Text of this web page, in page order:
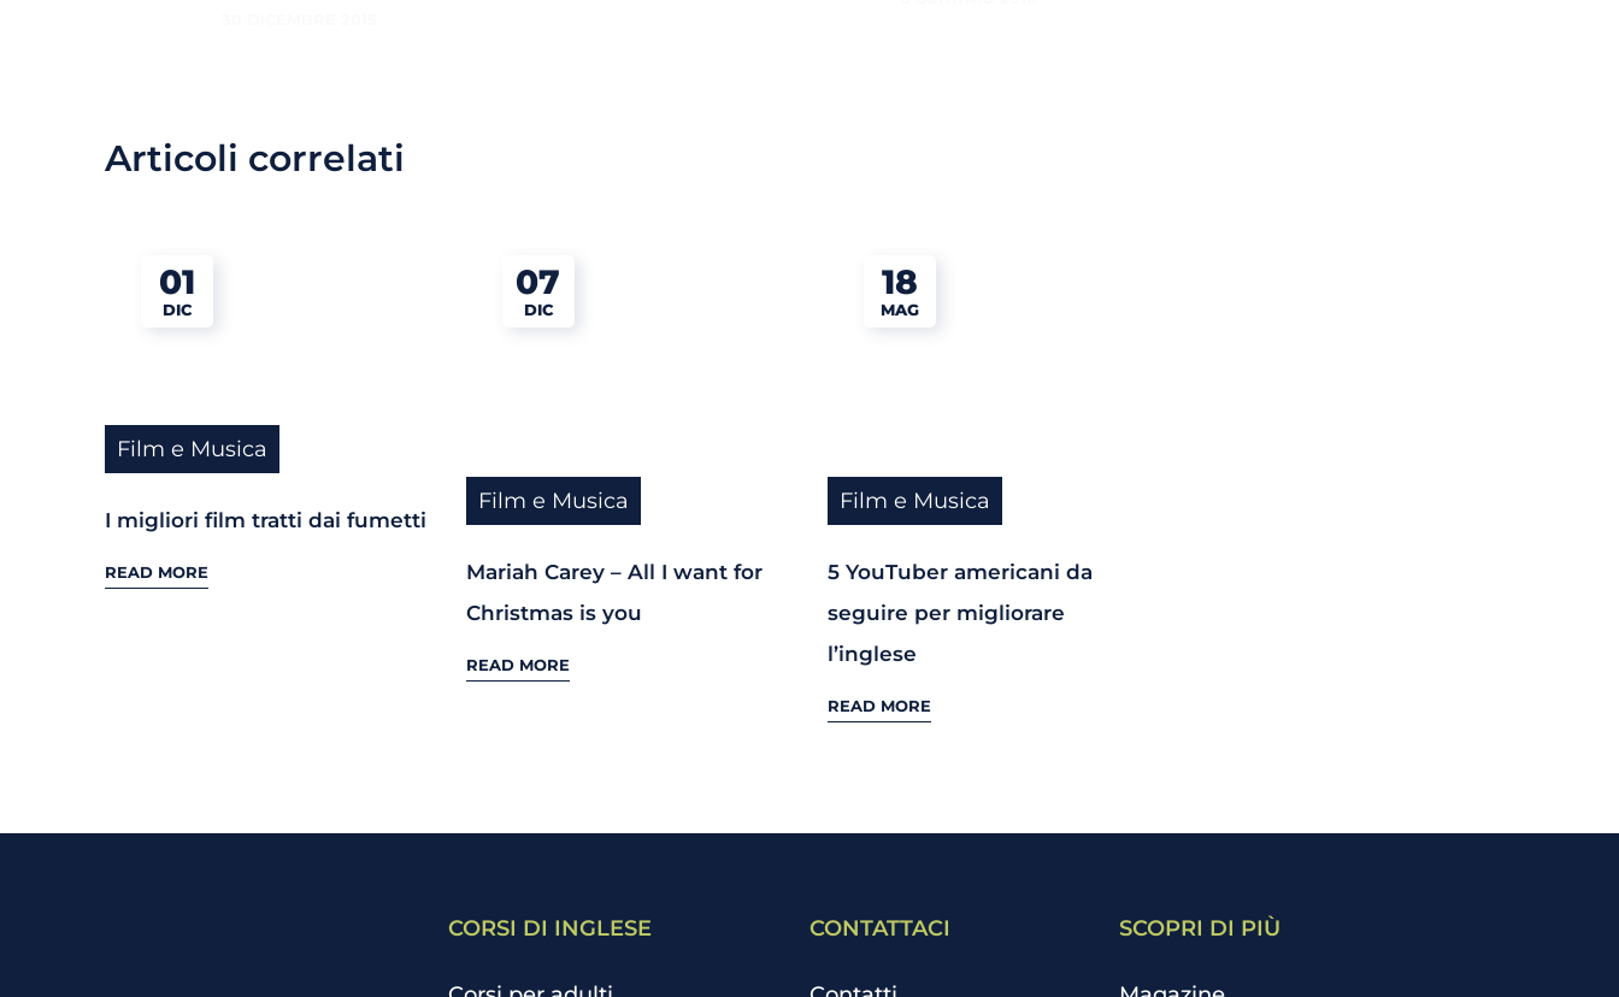
Articoli correlati
01
DIC
Film e Musica
I migliori film tratti dai fumetti
READ MORE
07
DIC
Film e Musica
Mariah Carey – All I want for
Christmas is you
READ MORE
18
MAG
Film e Musica
5 YouTuber americani da
seguire per migliorare
l’inglese
READ MORE
CORSI DI INGLESE CONTATTACI SCOPRI DI PIÙ